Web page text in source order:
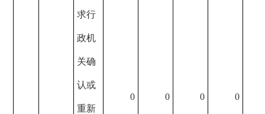
求行
政机
关确
认或
重新
0 0 0 0